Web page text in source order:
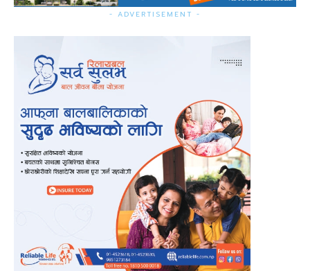
- ADVERTISEMENT -